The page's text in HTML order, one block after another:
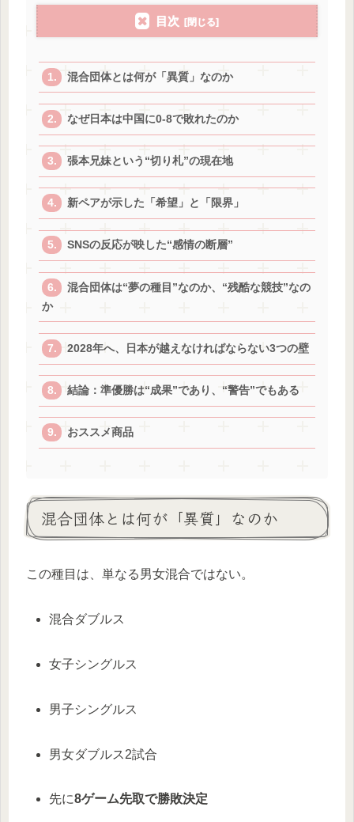
目次
混合団体とは何が「異質」なのか
なぜ日本は中国に0-8で敗れたのか
張本兄妹という“切り札”の現在地
新ペアが示した「希望」と「限界」
SNSの反応が映した“感情の断層”
混合団体は“夢の種目”なのか、“残酷な競技”なの
か
2028年へ、日本が越えなければならない3つの壁
結論：準優勝は“成果”であり、“警告”でもある
おススメ商品
混合団体とは何が「異質」なのか
この種目は、単なる男女混合ではない。
混合ダブルス
女子シングルス
男子シングルス
男女ダブルス2試合
先に8ゲーム先取で勝敗決定